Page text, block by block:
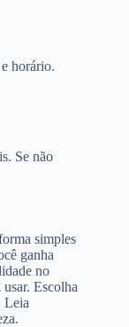
horário.
Se não
simples
ganha
no
Escolha
Leia